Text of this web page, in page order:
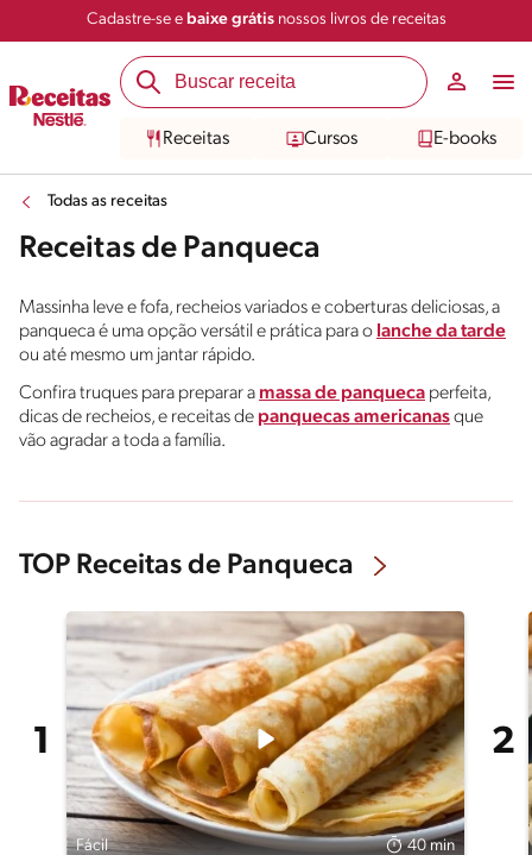
Cadastre-se e baixe grátisnossos livros de receitas
Receitas Cursos E-books
Todas as receitas
Receitas de Panqueca
Massinha leve e fofa, recheios variados e coberturas deliciosas, a
panqueca é uma opção versátil e prática para o lanche da tarde
ou até mesmo um jantar rápido.
Confira truques para preparar a massa de panqueca perfeita,
dicas de recheios, e receitas de panquecas americanasque
vão agradar a toda a família.
TOP Receitas de Panqueca
Fácil 40 min